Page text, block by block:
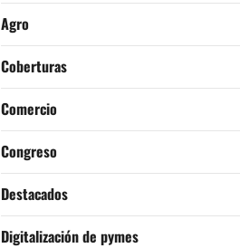
Agro
Coberturas
Comercio
Congreso
Destacados
Digitalización de pymes